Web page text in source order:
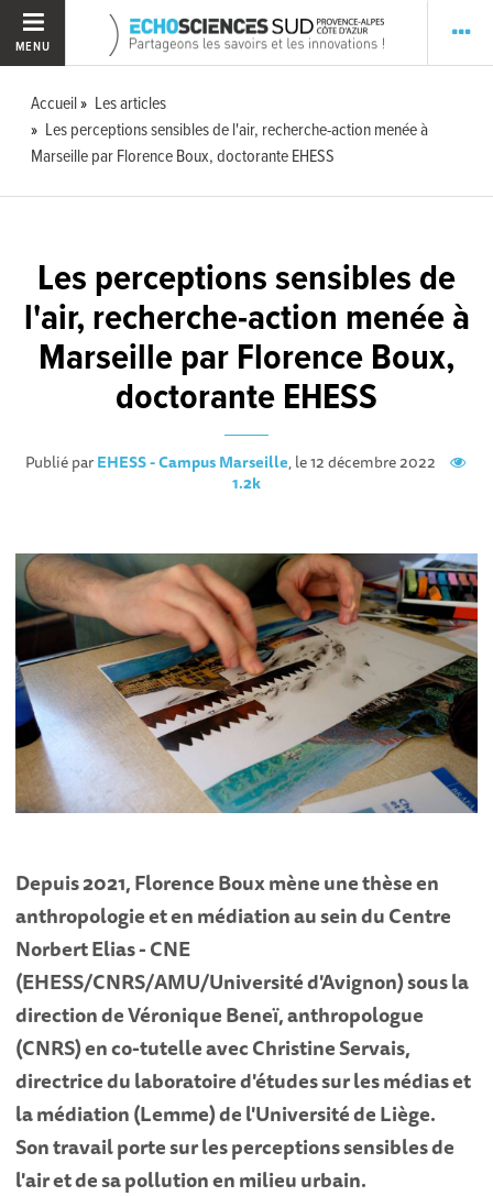
MENU
Accueil
Les articles
Les perceptions sensibles de l'air, recherche-action menée à
Marseille par Florence Boux, doctorante EHESS
Les perceptions sensibles de
l'air, recherche-action menée à
Marseille par Florence Boux,
doctorante EHESS
Publié parEHESS - Campus Marseille, le 12 décembre 2022
1.2k
Depuis 2021, Florence Boux mène une thèse en
anthropologie et en médiation au sein du Centre
Norbert Elias - CNE
(EHESS/CNRS/AMU/Université d'Avignon) sous la
direction de Véronique Beneï, anthropologue
(CNRS) en co-tutelle avec Christine Servais,
directrice du laboratoire d'études sur les médias et
la médiation (Lemme) de l'Université de Liège.
Son travail porte sur les perceptions sensibles de
l'air et de sa pollution en milieu urbain.